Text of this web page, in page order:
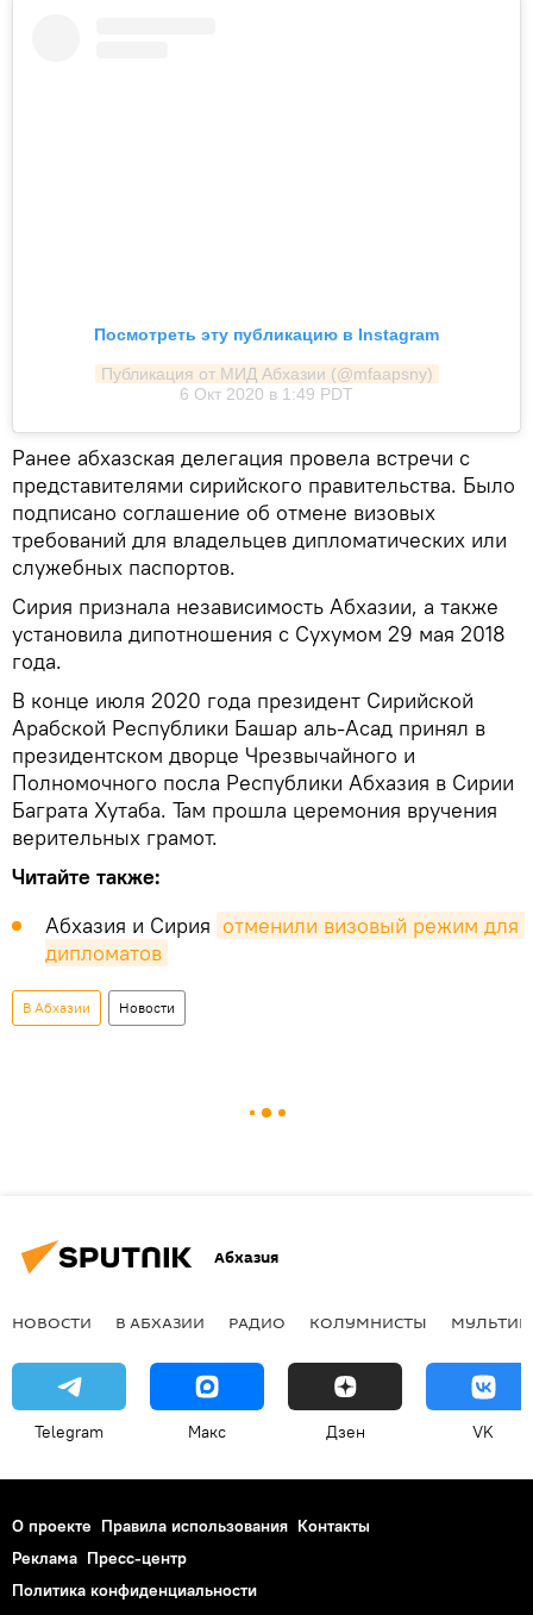
Посмотреть эту публикацию в Instagram
Публикация от МИД Абхазии (@mfaapsny)
6 Окт 2020 в 1:49 PDT
Ранее абхазская делегация провела встречи с
представителями сирийского правительства. Было
подписано соглашение об отмене визовых
требований для владельцев дипломатических или
служебных паспортов.
Сирия признала независимость Абхазии, а также
установила дипотношения с Сухумом 29 мая 2018
года.
В конце июля 2020 года президент Сирийской
Арабской Республики Башар аль-Асад принял в
президентском дворце Чрезвычайного и
Полномочного посла Республики Абхазия в Сирии
Баграта Хутаба. Там прошла церемония вручения
верительных грамот.
Читайте также:
Абхазия и Сирия отменили визовый режим для
дипломатов
В Абхазии Новости
Абхазия
НОВОСТИ В АБХАЗИИ РАДИО КОЛУМНИСТЫ
Telegram Макс Дзен VK
О проекте Правила использования Контакты
Реклама Пресс-центр
Политика конфиденциальности